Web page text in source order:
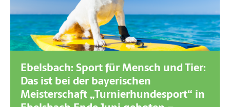
Ebelsbach: Sport für Mensch und Tier:
Das ist bei der bayerischen
Meisterschaft „Turnierhundesport“ in